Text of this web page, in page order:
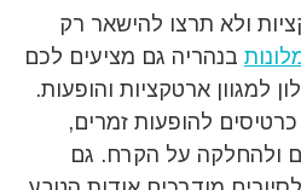
ולא תרצו להישאר רק
בנהריה גם מציעים לכם
למגוון ארטקציות והופעות.
להופעות זמרים,
ולהחלקה על הקרח. גם